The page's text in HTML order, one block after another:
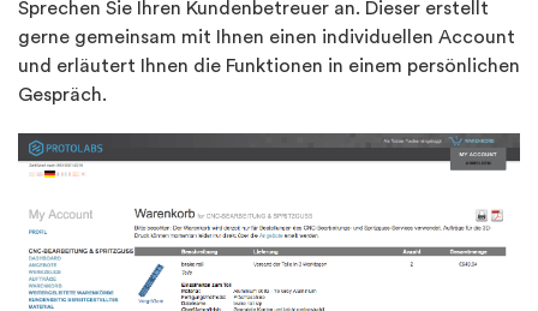
Sprechen Sie Ihren Kundenbetreuer an. Dieser erstellt
gerne gemeinsam mit Ihnen einen individuellen Account
und erläutert Ihnen die Funktionen in einem persönlichen
Gespräch.